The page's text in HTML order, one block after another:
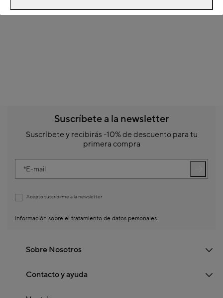
Suscríbete a la newsletter
Suscríbete y recibirás -10% de descuento para tu
primera compra
E-mail
Acepto suscribirme a la newsletter
Información sobre el tratamiento de datos personales
Sobre Nosotros
Contacto y ayuda